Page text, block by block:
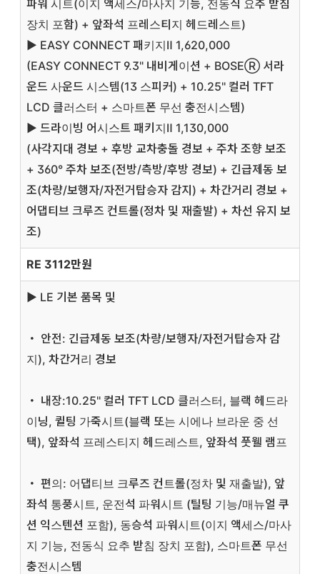
파워 시트(이지 액세스/마사지 기능, 전동식 요추 받침
장치 포함) + 앞좌석 프레스티지 헤드레스트)
▶ EASY CONNECT 패키지Ⅱ 1,620,000
(EASY CONNECT 9.3" 내비게이션 + BOSEⓇ 서라
운드 사운드 시스템(13 스피커) + 10.25" 컬러 TFT
LCD 클러스터 + 스마트폰 무선 충전시스템)
▶ 드라이빙 어시스트 패키지Ⅱ 1,130,000
(사각지대 경보 + 후방 교차충돌 경보 + 주차 조향 보조
+ 360° 주차 보조(전방/측방/후방 경보) + 긴급제동 보
조(차량/보행자/자전거탑승자 감지) + 차간거리 경보 +
어댑티브 크루즈 컨트롤(정차 및 재출발) + 차선 유지 보
조)
RE 3112만원
▶ LE 기본 품목 및
・ 안전: 긴급제동 보조(차량/보행자/자전거탑승자 감
지), 차간거리 경보
・ 내장:10.25" 컬러 TFT LCD 클러스터, 블랙 헤드라
이닝, 퀼팅 가죽시트(블랙 또는 시에나 브라운 중 선
택), 앞좌석 프레스티지 헤드레스트, 앞좌석 풋웰 램프
・ 편의: 어댑티브 크루즈 컨트롤(정차 및 재출발), 앞
좌석 통풍시트, 운전석 파워시트 (틸팅 기능/매뉴얼 쿠
션 익스텐션 포함), 동승석 파워시트(이지 액세스/마사
지 기능, 전동식 요추 받침 장치 포함), 스마트폰 무선
충전시스템